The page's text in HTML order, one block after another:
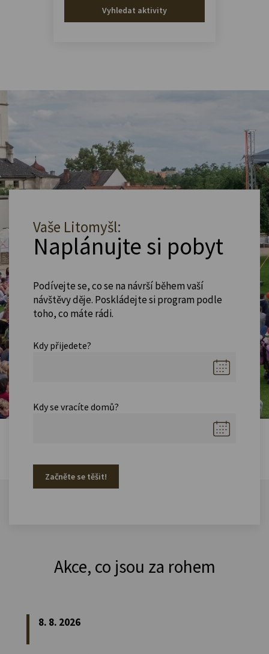
Vyhledat aktivity
Vaše Litomyšl:
Naplánujte si pobyt
Podívejte se, co se na návrší během vaší
návštěvy děje. Poskládejte si program podle
toho, co máte rádi.
Kdy přijedete?
Kdy se vracíte domů?
Začněte se těšit!
Akce, co jsou za rohem
8. 8. 2026